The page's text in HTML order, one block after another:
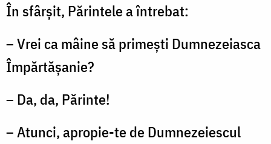
În sfârşit, Părintele a întrebat:
– Vrei ca mâine să primeşti Dumnezeiasca
Împărtăşanie?
– Da, da, Părinte!
– Atunci, apropie-te de Dumnezeiescul